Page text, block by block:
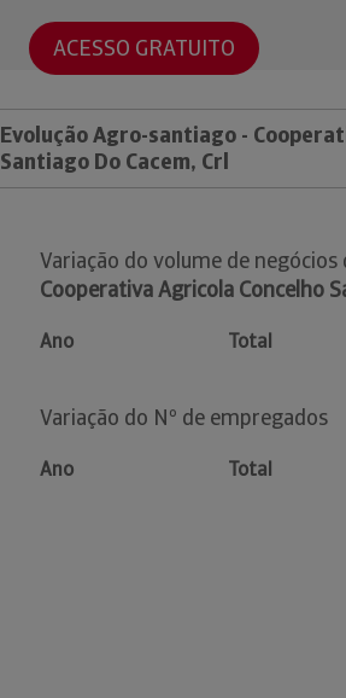
ACESSO GRATUITO
Evolução Agro-santiago -
Santiago Do Cacem, Crl
Variação do volume de negócios
Cooperativa Agricola Concelho
Ano Total
Variação do Nº de empregados
Ano Total